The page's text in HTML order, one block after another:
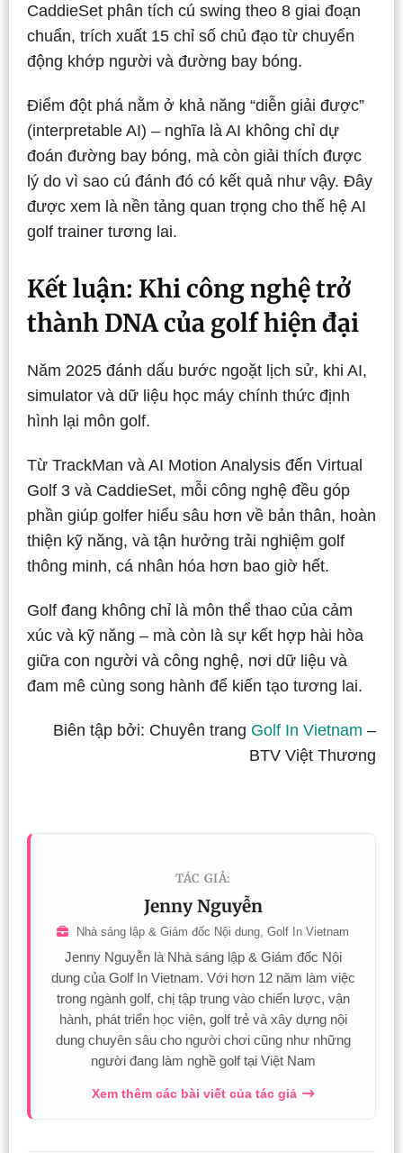
CaddieSet phân tích cú swing theo 8 giai đoạn
chuẩn, trích xuất 15 chỉ số chủ đạo từ chuyển
động khớp người và đường bay bóng.
Điểm đột phá nằm ở khả năng “diễn giải được”
(interpretable AI) – nghĩa là AI không chỉ dự
đoán đường bay bóng, mà còn giải thích được
lý do vì sao cú đánh đó có kết quả như vậy. Đây
được xem là nền tảng quan trọng cho thế hệ AI
golf trainer tương lai.
Kết luận: Khi công nghệ trở
thành DNA của golf hiện đại
Năm 2025 đánh dấu bước ngoặt lịch sử, khi AI,
simulator và dữ liệu học máy chính thức định
hình lại môn golf.
Từ TrackMan và AI Motion Analysis đến Virtual
Golf 3 và CaddieSet, mỗi công nghệ đều góp
phần giúp golfer hiểu sâu hơn về bản thân, hoàn
thiện kỹ năng, và tận hưởng trải nghiệm golf
thông minh, cá nhân hóa hơn bao giờ hết.
Golf đang không chỉ là môn thể thao của cảm
xúc và kỹ năng – mà còn là sự kết hợp hài hòa
giữa con người và công nghệ, nơi dữ liệu và
đam mê cùng song hành để kiến tạo tương lai.
Biên tập bởi: Chuyên trang Golf In Vietnam –
BTV Việt Thương
TÁC GIẢ:
Jenny Nguyễn
Nhà sáng lập & Giám đốc Nội dung, Golf In Vietnam
Jenny Nguyễn là Nhà sáng lập & Giám đốc Nội
dung của Golf In Vietnam. Với hơn 12 năm làm việc
trong ngành golf, chị tập trung vào chiến lược, vận
hành, phát triển học viện, golf trẻ và xây dựng nội
dung chuyên sâu cho người chơi cũng như những
người đang làm nghề golf tại Việt Nam
Xem thêm các bài viết của tác giả